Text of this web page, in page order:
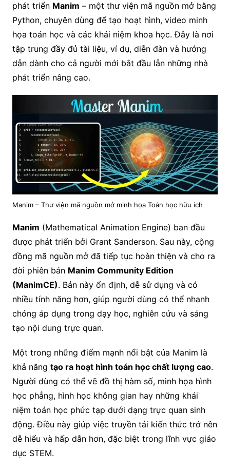
phát triển Manim – một thư viện mã nguồn mở bằng
Python, chuyên dùng để tạo hoạt hình, video minh
họa toán học và các khái niệm khoa học. Đây là nơi
tập trung đầy đủ tài liệu, ví dụ, diễn đàn và hướng
dẫn dành cho cả người mới bắt đầu lẫn những nhà
phát triển nâng cao.
Manim – Thư viện mã nguồn mở minh họa Toán học hữu ích
Manim (Mathematical Animation Engine) ban đầu
được phát triển bởi Grant Sanderson. Sau này, cộng
đồng mã nguồn mở đã tiếp tục hoàn thiện và cho ra
đời phiên bản Manim Community Edition
(ManimCE). Bản này ổn định, dễ sử dụng và có
nhiều tính năng hơn, giúp người dùng có thể nhanh
chóng áp dụng trong dạy học, nghiên cứu và sáng
tạo nội dung trực quan.
Một trong những điểm mạnh nổi bật của Manim là
khả năng tạo ra hoạt hình toán học chất lượng cao.
Người dùng có thể vẽ đồ thị hàm số, minh họa hình
học phẳng, hình học không gian hay những khái
niệm toán học phức tạp dưới dạng trực quan sinh
động. Điều này giúp việc truyền tải kiến thức trở nên
dễ hiểu và hấp dẫn hơn, đặc biệt trong lĩnh vực giáo
dục STEM.